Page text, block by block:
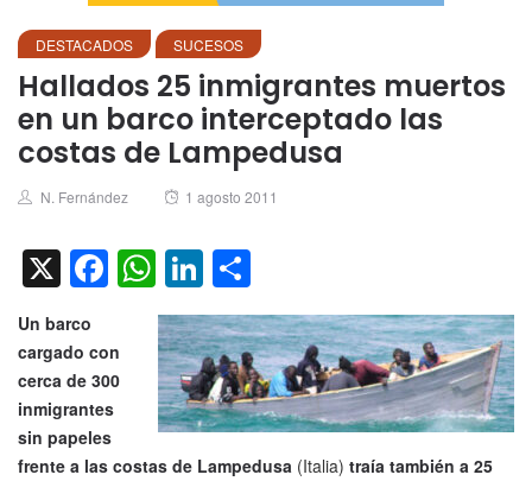
DESTACADOS SUCESOS
Hallados 25 inmigrantes muertos
en un barco interceptado las
costas de Lampedusa
Author
N. Fernández
Posted
1 agosto 2011
X Facebook
WhatsApp
LinkedIn
Un barco
cargado con
cerca de 300
inmigrantes
sin papeles
frente a las costas de Lampedusa (Italia) traía también a 25